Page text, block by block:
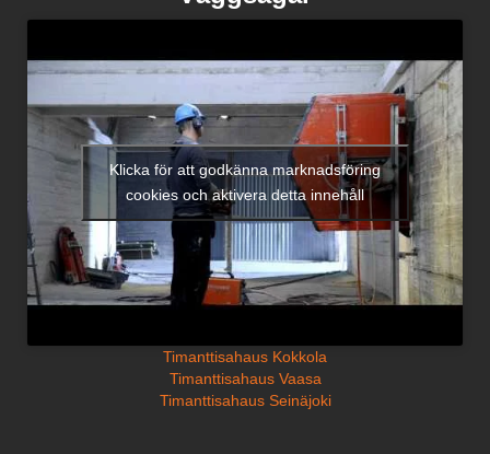
Klicka för att godkänna marknadsföring
cookies och aktivera detta innehåll
Timanttisahaus Kokkola
Timanttisahaus Vaasa
Timanttisahaus Seinäjoki